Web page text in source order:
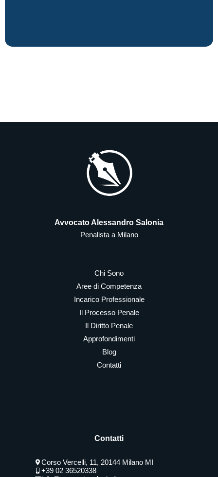
Avvocato Alessandro Salonia
Penalista a Milano
Chi Sono
Aree di Competenza
Incarico Professionale
Il Processo Penale
Il Diritto Penale
Approfondimenti
Blog
Contatti
Contatti
Corso Vercelli, 11, 20144 Milano MI
+39 02 36520338